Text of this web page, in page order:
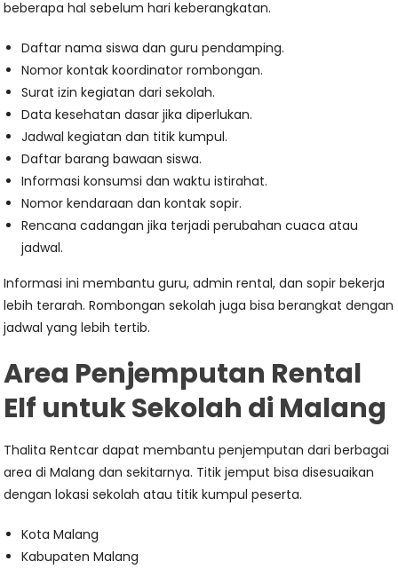
beberapa hal sebelum hari keberangkatan.
Daftar nama siswa dan guru pendamping.
Nomor kontak koordinator rombongan.
Surat izin kegiatan dari sekolah.
Data kesehatan dasar jika diperlukan.
Jadwal kegiatan dan titik kumpul.
Daftar barang bawaan siswa.
Informasi konsumsi dan waktu istirahat.
Nomor kendaraan dan kontak sopir.
Rencana cadangan jika terjadi perubahan cuaca atau
jadwal.
Informasi ini membantu guru, admin rental, dan sopir bekerja
lebih terarah. Rombongan sekolah juga bisa berangkat dengan
jadwal yang lebih tertib.
Area Penjemputan Rental
Elf untuk Sekolah di Malang
Thalita Rentcar dapat membantu penjemputan dari berbagai
area di Malang dan sekitarnya. Titik jemput bisa disesuaikan
dengan lokasi sekolah atau titik kumpul peserta.
Kota Malang
Kabupaten Malang